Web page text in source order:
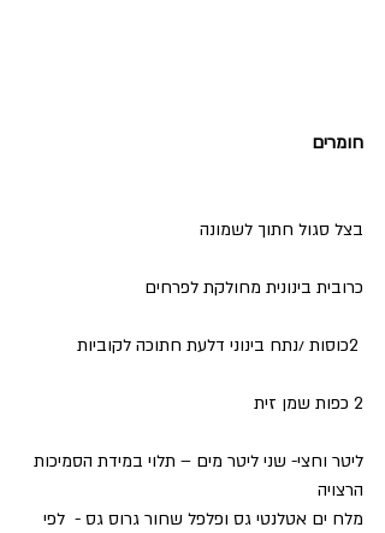
חומרים
בצל סגול חתוך לשמונה
כרובית בינונית מחולקת לפרחים
2 כפות שמן זית
ליטר וחצי- שני ליטר מים – תלוי במידת הסמיכות
הרצויה
מלח ים אטלנטי גס ופלפל שחור גרוס גס -  לפי